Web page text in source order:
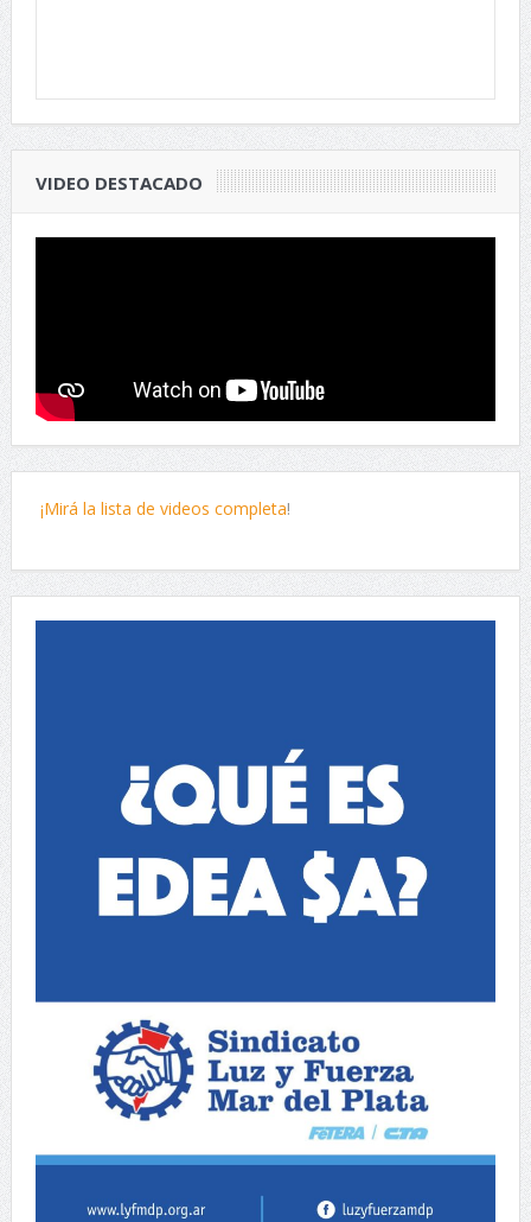
VIDEO DESTACADO
¡Mirá la lista de videos completa!